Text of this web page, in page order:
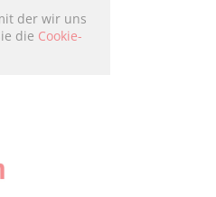
der wir uns
die Cookie-